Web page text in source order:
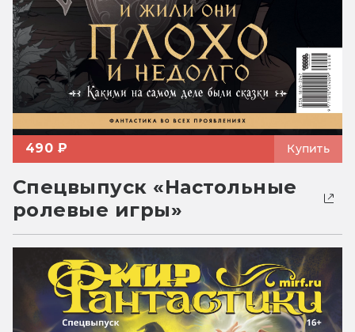
490 ₽ Купить
Спецвыпуск «Настольные
ролевые игры»